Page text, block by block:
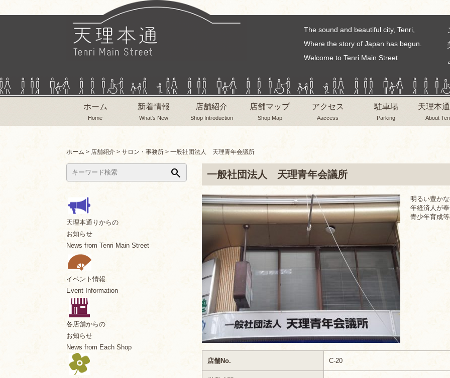
The sound and beautiful city, Tenri,
Where the story of Japan has begun.
Welcome to Tenri Main Street
ホーム
Home
新着情報
What's New
店舗紹介
Shop Introduction
店舗マップ
Shop Map
アクセス
Aaccess
駐車場
Parking
天理本
About
ホーム > 店舗紹介 > サロン・事務所 > 一般社団法人 天理青年会議所
一般社団法人 天理青年会議所
明るい豊か
年経済人が
青少年育成
店舗No. C-20
search
天理本通りからの
お知らせ
News from Tenri Main Street
イベント情報
Event Information
各店舗からの
お知らせ
News from Each Shop